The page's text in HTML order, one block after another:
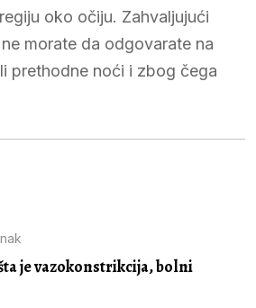
oko očiju. Zahvaljujući
morate da odgovarate na
prethodne noći i zbog čega
je vazokonstrikcija, bolni